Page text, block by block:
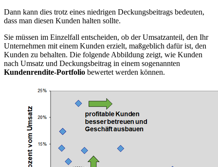
Dann kann dies trotz eines niedrigen Deckungsbeitrags bedeuten,
dass man diesen Kunden halten sollte.
Sie müssen im Einzelfall entscheiden, ob der Umsatzanteil, den Ihr
Unternehmen mit einem Kunden erzielt, maßgeblich dafür ist, den
Kunden zu behalten. Die folgende Abbildung zeigt, wie Kunden
nach Umsatz und Deckungsbeitrag in einem sogenannten
Kundenrendite-Portfolio bewertet werden können.